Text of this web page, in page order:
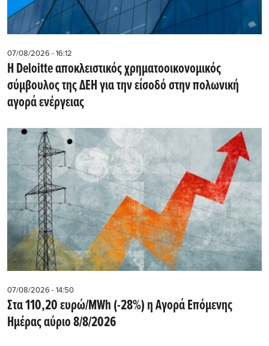
07/08/2026 - 16:12
Η Deloitte αποκλειστικός χρηματοοικονομικός
σύμβουλος της ΔΕΗ για την είσοδό στην πολωνική
αγορά ενέργειας
07/08/2026 - 14:50
Στα 110,20 ευρώ/MWh (-28%) η Αγορά Επόμενης
Ημέρας αύριο 8/8/2026